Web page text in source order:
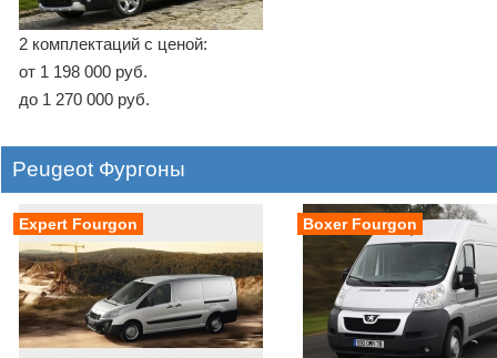
2 комплектаций с ценой:
от 1 198 000 руб.
до 1 270 000 руб.
Peugeot Фургоны
Expert Fourgon Boxer Fourgon